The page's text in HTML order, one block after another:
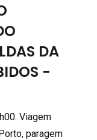
DA
-
Viagem
paragem